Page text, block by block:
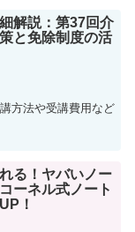
解説：第37回介
と免除制度の活
方法や受講費用など
る！ヤバいノー
ーネル式ノート
！